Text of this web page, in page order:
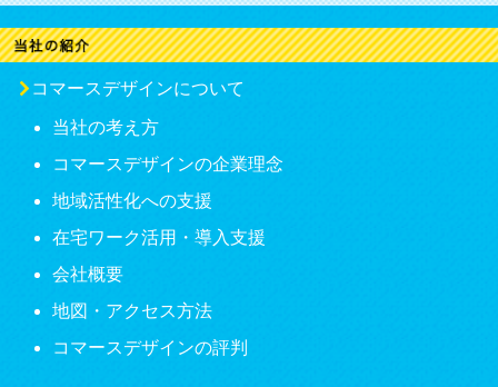
コマースデザインについて
当社の考え方
コマースデザインの企業理念
地域活性化への支援
在宅ワーク活用・導入支援
会社概要
地図・アクセス方法
コマースデザインの評判